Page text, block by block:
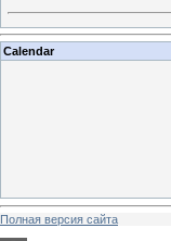
Calendar
Полная версия сайта